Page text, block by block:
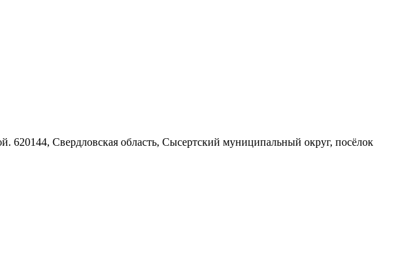
620144, Свердловская область, Сысертский муниципальный округ, посёлок